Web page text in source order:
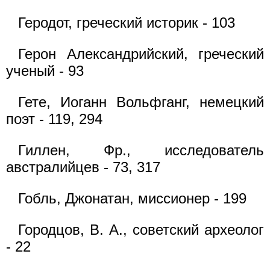
Геродот, греческий историк - 103
Герон Александрийский, греческий
ученый - 93
Гете, Иоганн Вольфганг, немецкий
поэт - 119, 294
Гиллен, Фр., исследователь
австралийцев - 73, 317
Гобль, Джонатан, миссионер - 199
Городцов, В. А., советский археолог
- 22